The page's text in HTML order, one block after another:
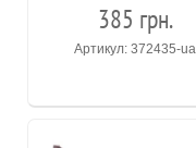
385 грн.
Артикул: 372435-ua